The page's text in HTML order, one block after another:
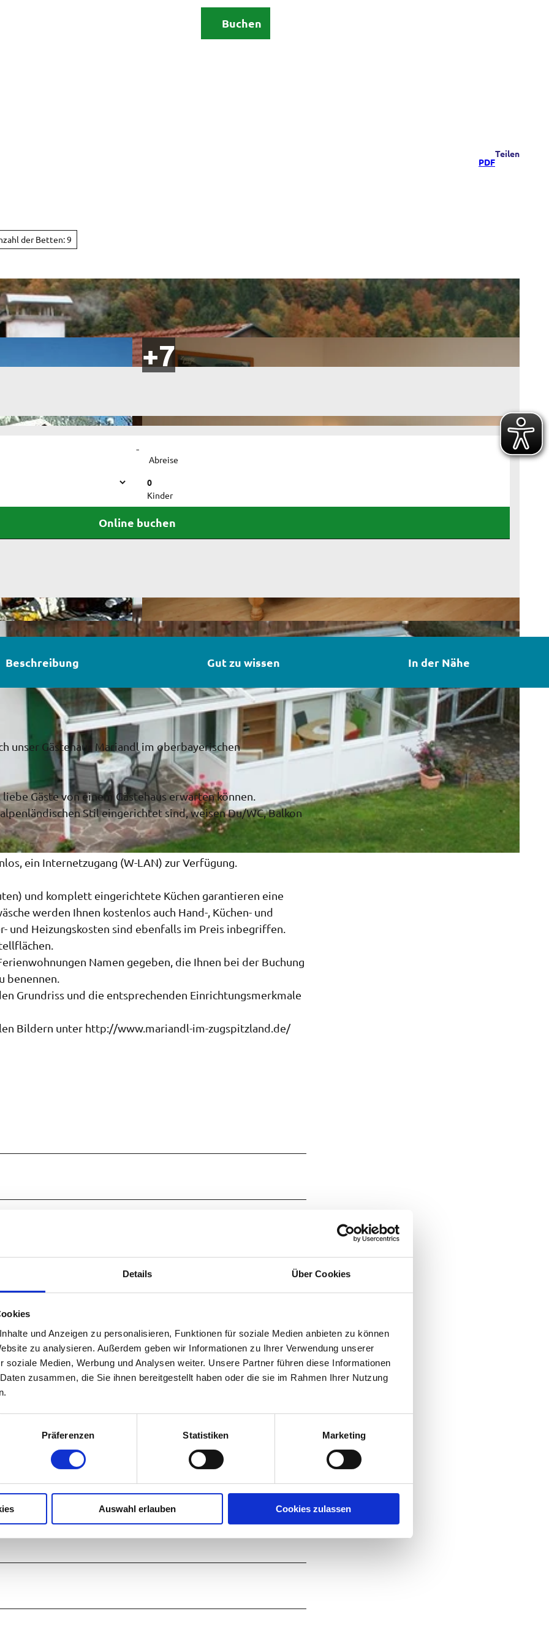
Details Über Cookies
und Anzeigen zu personalisieren, Funktionen für soziale Medien anbieten zu können
zu analysieren. Außerdem geben wir Informationen zu Ihrer Verwendung unserer
soziale Medien, Werbung und Analysen weiter. Unsere Partner führen diese Informationen
zusammen, die Sie ihnen bereitgestellt haben oder die sie im Rahmen Ihrer Nutzung
Präferenzen Statistiken Marketing
Auswahl erlauben Cookies zulassen
Buchen
PDF
Teilen
der Betten: 9
I
4
9
-
Abreise
0
Kinder
Online buchen
Beschreibung Gut zu wissen In der Nähe
unser Gästehaus Mariandl im oberbayerischen
Gäste von einem Gästehaus erwarten können.
Stil eingerichtet sind, weisen Du/WC, Balkon
ein Internetzugang (W-LAN) zur Verfügung.
und komplett eingerichtete Küchen garantieren eine
werden Ihnen kostenlos auch Hand-, Küchen- und
und Heizungskosten sind ebenfalls im Preis inbegriffen.
Namen gegeben, die Ihnen bei der Buchung
benennen.
Grundriss und die entsprechenden Einrichtungsmerkmale
Bildern unter http://www.mariandl-im-zugspitzland.de/
3